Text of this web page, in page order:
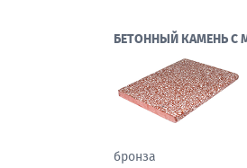
БЕТОННЫЙ КАМЕНЬ С
бронза